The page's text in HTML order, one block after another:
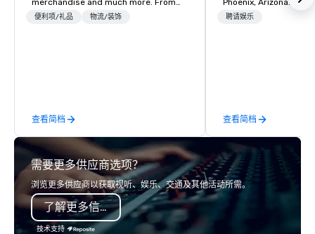
merchandise and much more. From
booth giveaways and branded apparel
years of industry experience and
commitment to exceptional customer
service set us apart. We deliver
smart, reliable solutions designed to
make the end-user experience
seamless from start to finish. We are
also a certified WOSB.
便利项/礼品 物流/装饰
查看简档
Phoenix, Arizona. Led
class vocalist Star
jean bash or a formal
StarAlliance Band
occasion. From
private parties to
anniversaries, and
you covered. Song
聘请娱乐
查看简档
需要更多供应商选项？
浏览更多供应商以获取视听、娱乐、交通及其他活动所需。
了解更多信息
技术支持